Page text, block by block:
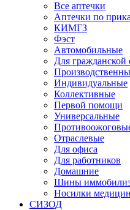
Все аптечки
Аптечки по
КИМГЗ
Фэст
Автомобильные
Для
Индивидуальные
Коллективные
Первой помощи
Универсальные
Отраслевые
Для офиса
Для работников
Домашние
Шины
Носилки
СИЗОД